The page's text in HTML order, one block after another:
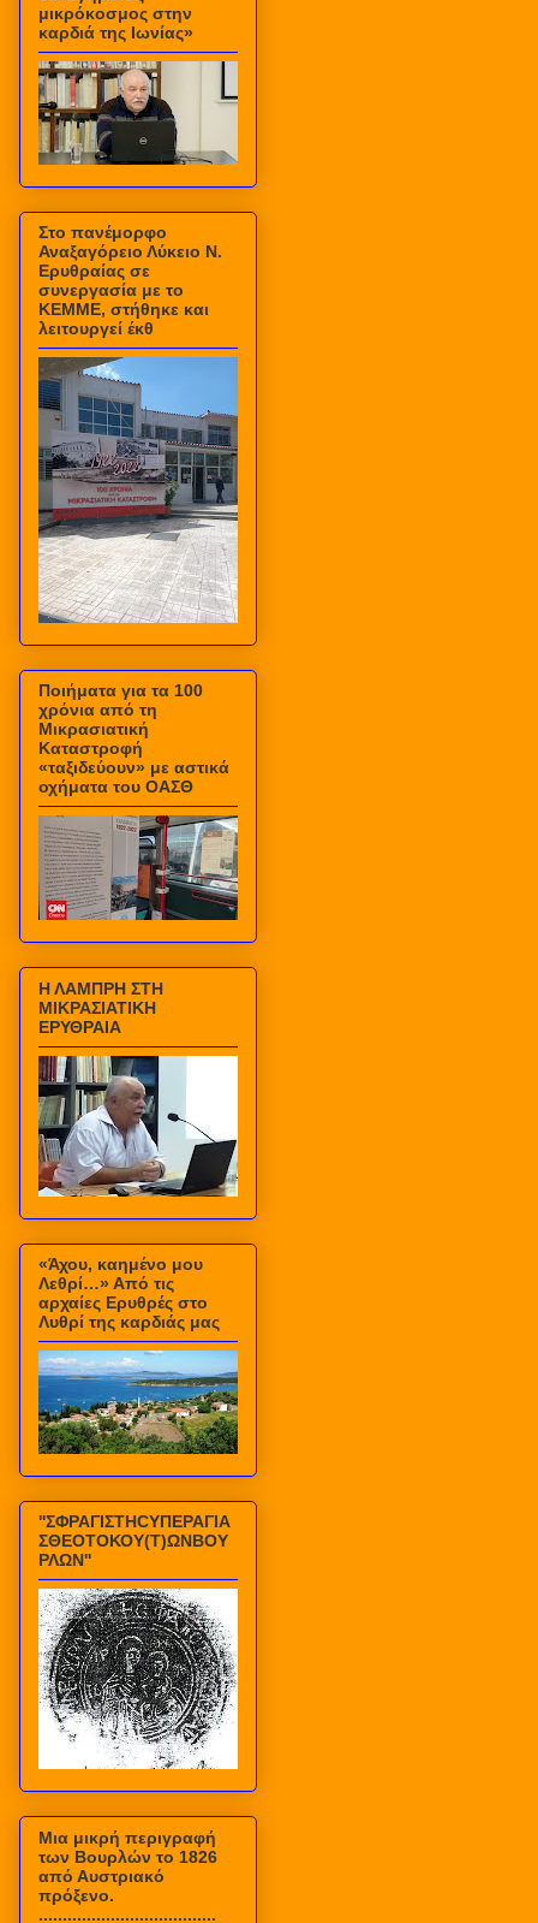
μικρόκοσμος στην
καρδιά της Ιωνίας»
Στο πανέμορφο
Αναξαγόρειο Λύκειο Ν.
Ερυθραίας σε
συνεργασία με το
ΚΕΜΜΕ, στήθηκε και
λειτουργεί έκθ
Ποιήματα για τα 100
χρόνια από τη
Μικρασιατική
Καταστροφή
«ταξιδεύουν» με αστικά
οχήματα του ΟΑΣΘ
Η ΛΑΜΠΡΗ ΣΤΗ
ΜΙΚΡΑΣΙΑΤΙΚΗ
ΕΡΥΘΡΑΙΑ
«Άχου, καημένο μου
Λεθρί…» Από τις
αρχαίες Ερυθρές στο
Λυθρί της καρδιάς μας
''ΣΦΡΑΓΙΣΤΗCΥΠΕΡΑΓΙΑ
ΣΘΕΟΤΟΚΟΥ(Τ)ΩΝΒΟΥ
ΡΛΩΝ''
Mια μικρή περιγραφή
των Βουρλών το 1826
από Αυστριακό
πρόξενο.
.....................................